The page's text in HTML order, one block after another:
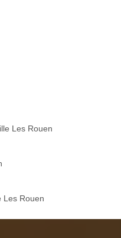
Les Rouen
Les Rouen